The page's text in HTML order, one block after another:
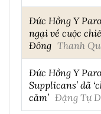
Đức Hồng Y
ngại về cuộc
Đông Thanh
Đức Hồng Y
Supplicans’ đã
cảm’ Đặng Tự